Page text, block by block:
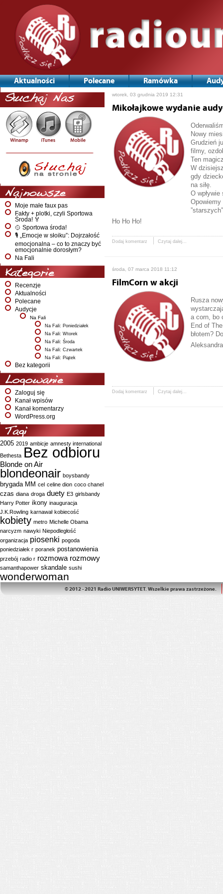
Aktualności Polecane Ramówka
Słuchaj Nas
Najnowsze
Moje małe faux pas
Fakty + plotki, czyli Sportowa
Środa! 🏅
🥎 Sportowa środa!
🎙️ „Emocje w słoiku”: Dojrzałość
emocjonalna – co to znaczy być
emocjonalnie dorosłym?
Na Fali
Kategorie
Recenzje
Aktualności
Polecane
Audycje
Na Fali
Na Fali: Poniedziałek
Na Fali: Wtorek
Na Fali: Środa
Na Fali: Czwartek
Na Fali: Piątek
Bez kategorii
Logowanie
Zaloguj się
Kanał wpisów
Kanał komentarzy
WordPress.org
Tagi
2005 2019 ambicje amnesty international
Bethesta Bez odbioru
Blonde on Air
blondeonair boysbandy
brygada MM cel celine dion coco chanel
czas diana droga duety E3 girlsbandy
Harry Potter ikony inauguracja
J.K.Rowling karnawał kobiecość
kobiety metro Michelle Obama
narcyzm nawyki Niepodległość
organizacja piosenki pogoda
poniedziałek r poranek postanowienia
przebój radio r rozmowa rozmowy
samanthapower skandale sushi
wonderwoman
wtorek, 03 grudnia 2019 12:31
Mikołajkowe wydanie
Nowy
Grudzień
filmy,
Ten
W
gdy
na siłę.
O
Ho Ho Ho!
Dodaj komentarz Czytaj dalej...
środa, 07 marca 2018 11:12
FilmCorn w akcji
Rusza
a corn, bo
End of
błotem?
Dodaj komentarz Czytaj dalej...
© 2012 - 2021 Radio UNIWERSYTET. Wszelkie prawa zastrzeżone.